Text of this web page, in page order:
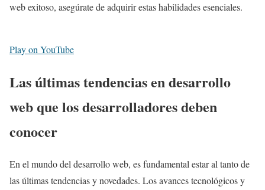
web exitoso, asegúrate de adquirir estas habilidades esenciales.
Play on YouTube
Las últimas tendencias en desarrollo
web que los desarrolladores deben
conocer
En el mundo del desarrollo web, es fundamental estar al tanto de
las últimas tendencias y novedades. Los avances tecnológicos y